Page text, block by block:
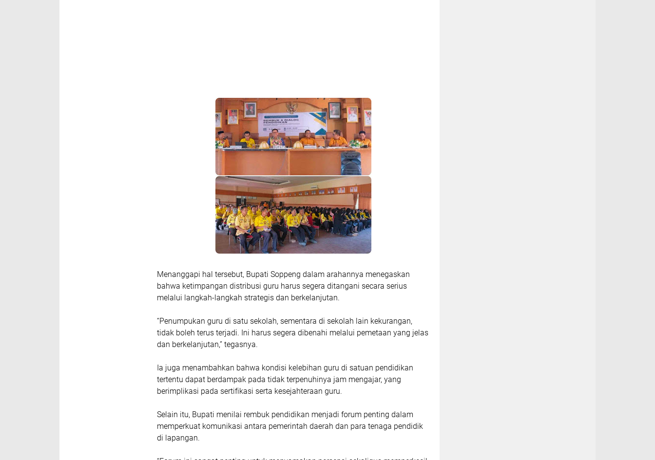
Menanggapi hal tersebut, Bupati Soppeng dalam arahannya menegaskan
bahwa ketimpangan distribusi guru harus segera ditangani secara serius
melalui langkah-langkah strategis dan berkelanjutan.
“Penumpukan guru di satu sekolah, sementara di sekolah lain kekurangan,
tidak boleh terus terjadi. Ini harus segera dibenahi melalui pemetaan yang jelas
dan berkelanjutan,” tegasnya.
Ia juga menambahkan bahwa kondisi kelebihan guru di satuan pendidikan
tertentu dapat berdampak pada tidak terpenuhinya jam mengajar, yang
berimplikasi pada sertifikasi serta kesejahteraan guru.
Selain itu, Bupati menilai rembuk pendidikan menjadi forum penting dalam
memperkuat komunikasi antara pemerintah daerah dan para tenaga pendidik
di lapangan.